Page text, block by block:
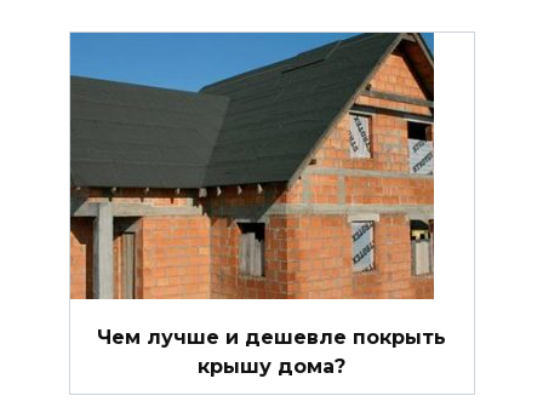
Чем лучше и дешевле покрыть
крышу дома?